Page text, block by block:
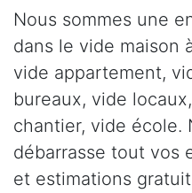
Nous sommes une
dans le vide maison
vide appartement,
bureaux, vide
chantier, vide école.
débarrasse tout vos
et estimations